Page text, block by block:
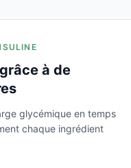
à de
glycémique en temps
chaque ingrédient